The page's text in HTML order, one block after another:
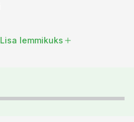
Lisa lemmikuks